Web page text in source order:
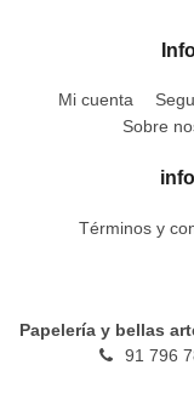
Mi cuenta
Sobre
Términos y
Papelería y bellas
91 796